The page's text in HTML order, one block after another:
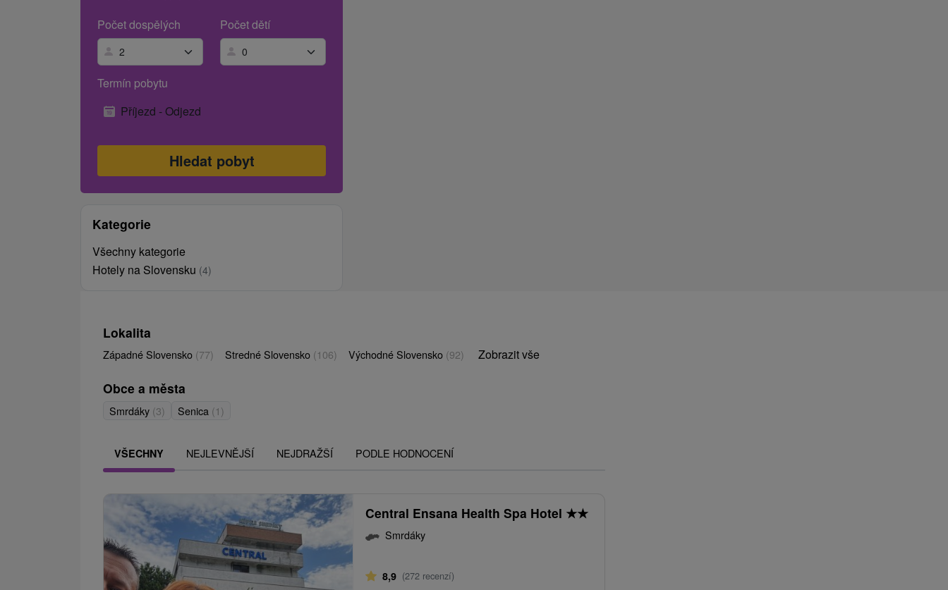
Počet dospělých
Počet dětí
Termín pobytu
Příjezd - Odjezd
Kategorie
Všechny kategorie
Hotely na Slovensku (4)
Lokalita
Západné Slovensko (77) Stredné Slovensko (106) Východné Slovensko (92) Zobrazit vše
Obce a města
Smrdáky (3) Senica (1)
VŠECHNY NEJLEVNĚJŠÍ NEJDRAŽŠÍ PODLE HODNOCENÍ
Central Ensana Health Spa Hotel ★★
Smrdáky
8,9 (272 recenzí)